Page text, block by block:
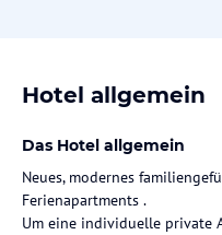
Hotel allgemein
Das Hotel allgemein
Neues, modernes
Ferienapartments .
Um eine individuelle private